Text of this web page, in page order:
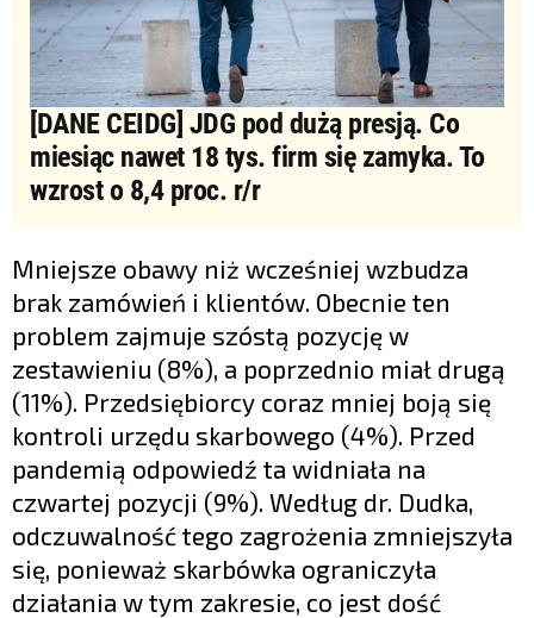
[DANE CEIDG] JDG pod dużą presją. Co
miesiąc nawet 18 tys. firm się zamyka. To
wzrost o 8,4 proc. r/r
Mniejsze obawy niż wcześniej wzbudza
brak zamówień i klientów. Obecnie ten
problem zajmuje szóstą pozycję w
zestawieniu (8%), a poprzednio miał drugą
(11%). Przedsiębiorcy coraz mniej boją się
kontroli urzędu skarbowego (4%). Przed
pandemią odpowiedź ta widniała na
czwartej pozycji (9%). Według dr. Dudka,
odczuwalność tego zagrożenia zmniejszyła
się, ponieważ skarbówka ograniczyła
działania w tym zakresie, co jest dość